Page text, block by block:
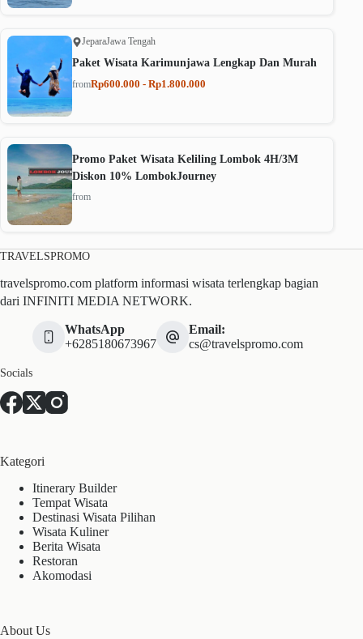
JeparaJawa Tengah
Paket Wisata Karimunjawa Lengkap Dan Murah
fromRp600.000 - Rp1.800.000
Promo Paket Wisata Keliling Lombok 4H/3M
Diskon 10% LombokJourney
from
TRAVELSPROMO
travelspromo.com platform informasi wisata terlengkap bagian
dari INFINITI MEDIA NETWORK.
WhatsApp
+6285180673967
Email:
cs@travelspromo.com
Socials
Kategori
Itinerary Builder
Tempat Wisata
Destinasi Wisata Pilihan
Wisata Kuliner
Berita Wisata
Restoran
Akomodasi
About Us